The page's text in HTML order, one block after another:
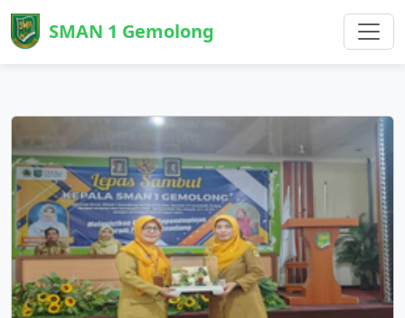
SMAN 1 Gemolong